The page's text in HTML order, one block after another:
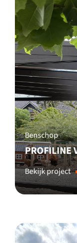
Benschop
PROFILINE
Bekijk project